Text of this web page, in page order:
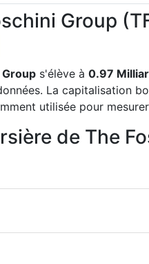
Group
s'élève à 0.97
La capitalisation
utilisée pour
de The